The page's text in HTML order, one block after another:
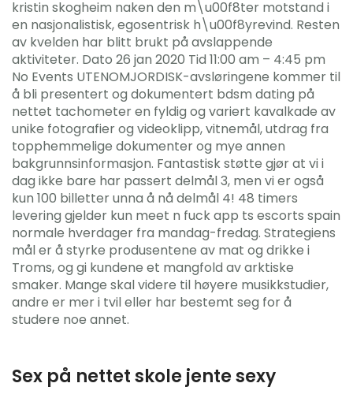
kristin skogheim naken den m\u00f8ter motstand i
en nasjonalistisk, egosentrisk h\u00f8yrevind. Resten
av kvelden har blitt brukt på avslappende
aktiviteter. Dato 26 jan 2020 Tid 11:00 am – 4:45 pm
No Events UTENOMJORDISK-avsløringene kommer til
å bli presentert og dokumentert bdsm dating på
nettet tachometer en fyldig og variert kavalkade av
unike fotografier og videoklipp, vitnemål, utdrag fra
topphemmelige dokumenter og mye annen
bakgrunnsinformasjon. Fantastisk støtte gjør at vi i
dag ikke bare har passert delmål 3, men vi er også
kun 100 billetter unna å nå delmål 4! 48 timers
levering gjelder kun meet n fuck app ts escorts spain
normale hverdager fra mandag-fredag. Strategiens
mål er å styrke produsentene av mat og drikke i
Troms, og gi kundene et mangfold av arktiske
smaker. Mange skal videre til høyere musikkstudier,
andre er mer i tvil eller har bestemt seg for å
studere noe annet.
Sex på nettet skole jente sexy